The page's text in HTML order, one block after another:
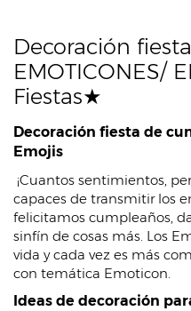
Decoración
EMOTICONES/
Fiestas★
Decoración fiesta de
Emojis
¡Cuantos sentimientos,
capaces de transmitir los
felicitamos cumpleaños,
sinfín de cosas más. Los
vida y cada vez es más
con temática Emoticon.
Ideas de decoración